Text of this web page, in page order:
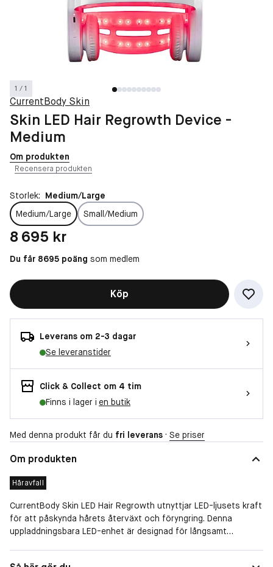
1 / 1
CurrentBody Skin
Skin LED Hair Regrowth Device -
Medium
Om produkten
Recensera produkten
Storlek: Medium/Large
Medium/Large
Small/Medium
Pris: 8 695 kr
8 695 kr
Du får 8695 poäng som medlem
Köp
Leverans om 2-3 dagar
Se leveranstider
Click & Collect om 4 tim
Finns i lager i en butik
Med denna produkt får du fri leverans · Se priser
Om produkten
Håravfall
CurrentBody Skin LED Hair Regrowth utnyttjar LED-ljusets kraft
för att påskynda hårets återväxt och föryngring. Denna
uppladdningsbara LED-enhet är designad för långsamt